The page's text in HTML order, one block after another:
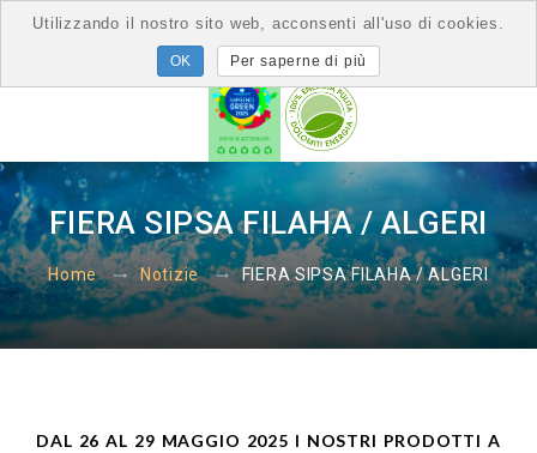
FIERA SIPSA FILAHA / ALGERI
Home Notizie FIERA SIPSA FILAHA / ALGERI
DAL 26 AL 29 MAGGIO 2025 I NOSTRI PRODOTTI A
Utilizzando il nostro sito web, acconsenti all'uso di cookies.
Per saperne di più